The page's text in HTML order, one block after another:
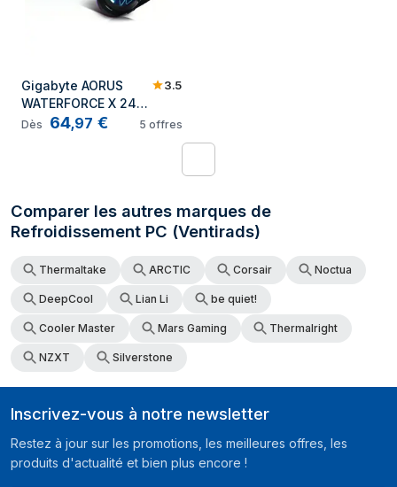
Gigabyte AORUS
WATERFORCE X 240
système de
liquide tout-en-un
12 cm Noir
3.5
Dès 64,97 € 5 offres
Comparer les autres marques de
Refroidissement PC (Ventirads)
Thermaltake ARCTIC Corsair Noctua
DeepCool Lian Li be quiet!
Cooler Master Mars Gaming Thermalright
NZXT Silverstone
Inscrivez-vous à notre newsletter
Restez à jour sur les promotions, les meilleures offres, les
produits d'actualité et bien plus encore !